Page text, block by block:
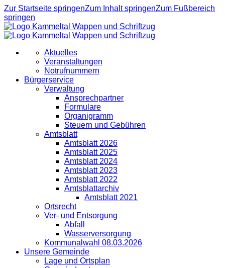
Zur Startseite springenZum Inhalt springenZum Fußbereich
springen
Aktuelles
Veranstaltungen
Notrufnummern
Bürgerservice
Verwaltung
Ansprechpartner
Formulare
Organigramm
Steuern und Gebühren
Amtsblatt
Amtsblatt 2026
Amtsblatt 2025
Amtsblatt 2024
Amtsblatt 2023
Amtsblatt 2022
Amtsblattarchiv
Amtsblatt 2021
Ortsrecht
Ver- und Entsorgung
Abfall
Wasserversorgung
Kommunalwahl 08.03.2026
Unsere Gemeinde
Lage und Ortsplan